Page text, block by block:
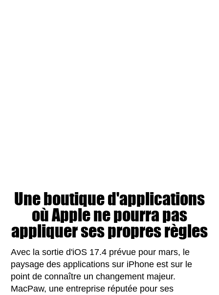
Une boutique d'applications
où Apple ne pourra pas
appliquer ses propres règles
Avec la sortie d'iOS 17.4 prévue pour mars, le
paysage des applications sur iPhone est sur le
point de connaître un changement majeur.
MacPaw, une entreprise réputée pour ses